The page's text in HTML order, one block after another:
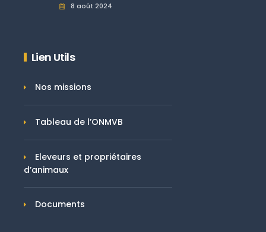
8 août 2024
Lien Utils
Nos missions
Tableau de l’ONMVB
Eleveurs et propriétaires
d’animaux
Documents